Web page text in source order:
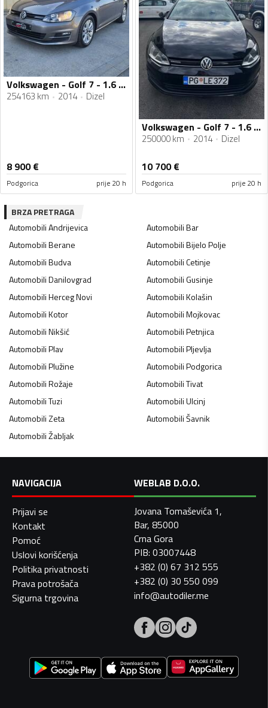
Volkswagen - Golf 7 - 1.6 TDI
254163 km 2014 Dizel
8 900€
Podgorica prije 20 h
Volkswagen - Golf 7 - 1.6 TDI
250000 km 2014 Dizel
10 700€
Podgorica prije 20 h
BRZA PRETRAGA
AutomobiliAndrijevica AutomobiliBar
AutomobiliBerane AutomobiliBijelo Polje
AutomobiliBudva AutomobiliCetinje
AutomobiliDanilovgrad AutomobiliGusinje
AutomobiliHerceg Novi AutomobiliKolašin
AutomobiliKotor AutomobiliMojkovac
AutomobiliNikšić AutomobiliPetnjica
AutomobiliPlav AutomobiliPljevlja
AutomobiliPlužine AutomobiliPodgorica
AutomobiliRožaje AutomobiliTivat
AutomobiliTuzi AutomobiliUlcinj
AutomobiliZeta AutomobiliŠavnik
AutomobiliŽabljak
NAVIGACIJA
Prijavi se
Kontakt
Pomoć
Uslovi korišćenja
Politika privatnosti
Prava potrošača
Sigurna trgovina
WEBLAB D.O.O.
Jovana Tomaševića 1,
Bar, 85000
Crna Gora
PIB: 03007448
+382 (0) 67 312 555
+382 (0) 30 550 099
info@autodiler.me